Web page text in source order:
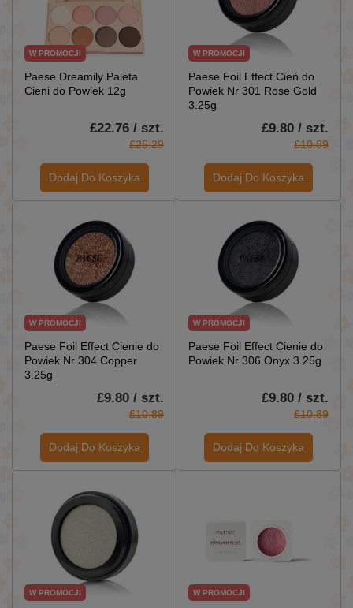
W PROMOCJI
Paese Dreamily Paleta
Cieni do Powiek 12g
£22.76 / szt.
£25.29
Dodaj Do Koszyka
W PROMOCJI
Paese Foil Effect Cień do
Powiek Nr 301 Rose Gold
3.25g
£9.80 / szt.
£10.89
Dodaj Do Koszyka
W PROMOCJI
Paese Foil Effect Cienie do
Powiek Nr 304 Copper
3.25g
£9.80 / szt.
£10.89
Dodaj Do Koszyka
W PROMOCJI
Paese Foil Effect Cienie do
Powiek Nr 306 Onyx 3.25g
£9.80 / szt.
£10.89
Dodaj Do Koszyka
W PROMOCJI W PROMOCJI